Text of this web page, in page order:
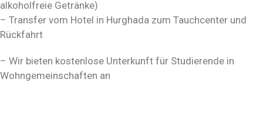
alkoholfreie Getränke)
– Transfer vom Hotel in Hurghada zum Tauchcenter und
Rückfahrt
– Wir bieten kostenlose Unterkunft für Studierende in
Wohngemeinschaften an